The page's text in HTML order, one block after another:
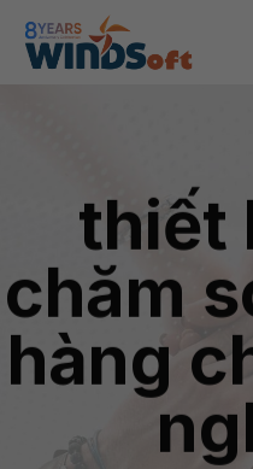
content
thiết
chăm
hàng